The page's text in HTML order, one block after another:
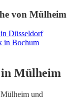
von Mülheim
Düsseldorf
in Bochum
in Mülheim
und